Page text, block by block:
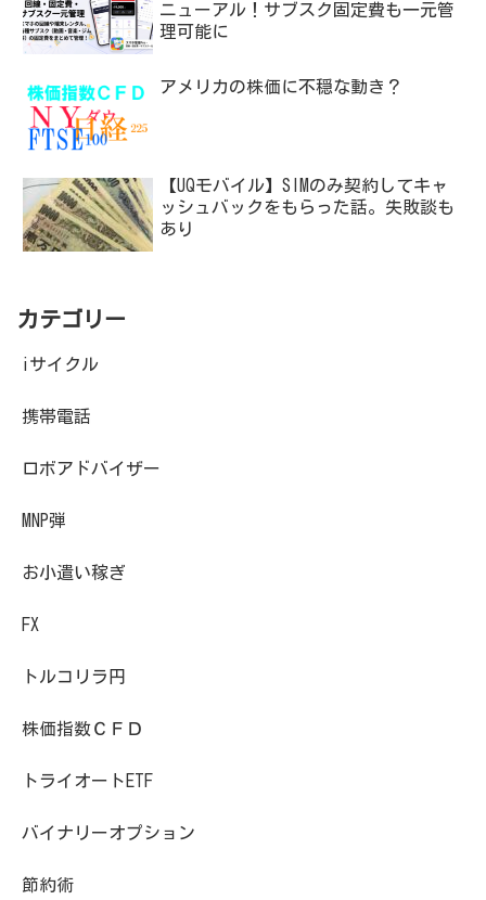
ニューアル！サブスク固定費も一元管
理可能に
アメリカの株価に不穏な動き？
【UQモバイル】SIMのみ契約してキャ
ッシュバックをもらった話。失敗談も
あり
カテゴリー
iサイクル
携帯電話
ロボアドバイザー
MNP弾
お小遣い稼ぎ
FX
トルコリラ円
株価指数ＣＦＤ
トライオートETF
バイナリーオプション
節約術